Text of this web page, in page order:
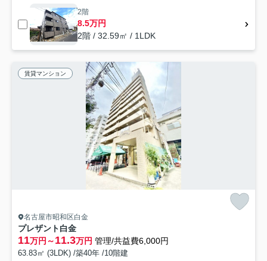
2階
8.5万円
2階 / 32.59㎡ / 1LDK
賃貸マンション
名古屋市昭和区白金
プレザント白金
11万円～11.3万円 管理/共益費6,000円
63.83㎡ (3LDK) /築40年 /10階建